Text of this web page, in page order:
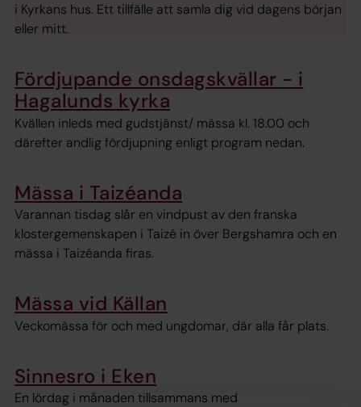
i Kyrkans hus. Ett tillfälle att samla dig vid dagens början
eller mitt.
Fördjupande onsdagskvällar - i
Hagalunds kyrka
Kvällen inleds med gudstjänst/ mässa kl. 18.00 och
därefter andlig fördjupning enligt program nedan.
Mässa i Taizéanda
Varannan tisdag slår en vindpust av den franska
klostergemenskapen i Taizé in över Bergshamra och en
mässa i Taizéanda firas.
Mässa vid Källan
Veckomässa för och med ungdomar, där alla får plats.
Sinnesro i Eken
En lördag i månaden tillsammans med